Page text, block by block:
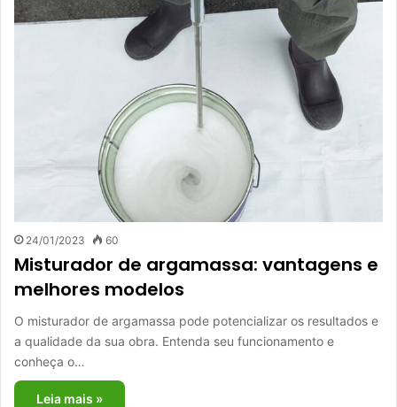
24/01/2023 60
Misturador de argamassa: vantagens e
melhores modelos
O misturador de argamassa pode potencializar os resultados e
a qualidade da sua obra. Entenda seu funcionamento e
conheça o…
Leia mais »